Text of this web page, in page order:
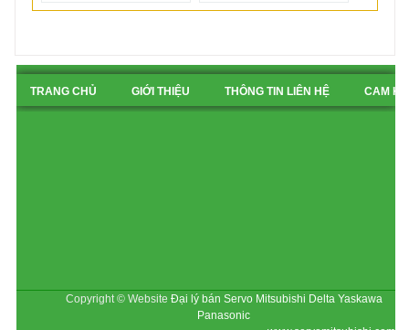
TRANG CHỦ GIỚI THIỆU THÔNG TIN LIÊN HỆ CAM
Copyright © Website Đại lý bán Servo Mitsubishi Delta Yaskawa
Panasonic